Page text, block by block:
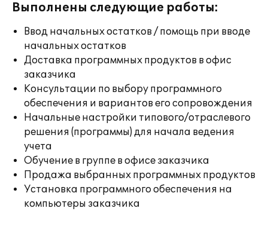
Выполнены следующие работы:
Ввод начальных остатков / помощь при вводе
начальных остатков
Доставка программных продуктов в офис
заказчика
Консультации по выбору программного
обеспечения и вариантов его сопровождения
Начальные настройки типового/отраслевого
решения (программы) для начала ведения
учета
Обучение в группе в офисе заказчика
Продажа выбранных программных продуктов
Установка программного обеспечения на
компьютеры заказчика